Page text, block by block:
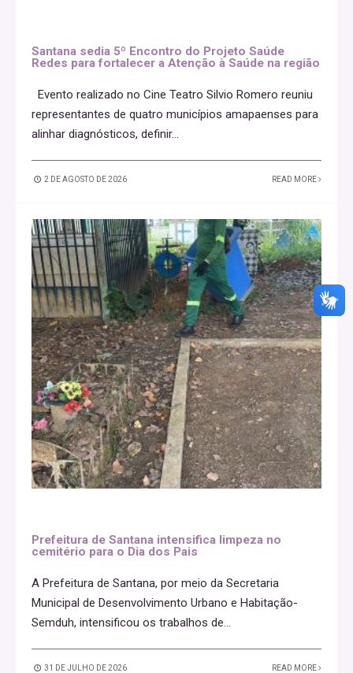
Santana sedia 5º Encontro do Projeto Saúde
Redes para fortalecer a Atenção à Saúde na região
Evento realizado no Cine Teatro Silvio Romero reuniu
representantes de quatro municípios amapaenses para
alinhar diagnósticos, definir...
2 DE AGOSTO DE 2026 READ MORE
Prefeitura de Santana intensifica limpeza no
cemitério para o Dia dos Pais
A Prefeitura de Santana, por meio da Secretaria
Municipal de Desenvolvimento Urbano e Habitação-
Semduh, intensificou os trabalhos de...
31 DE JULHO DE 2026 READ MORE